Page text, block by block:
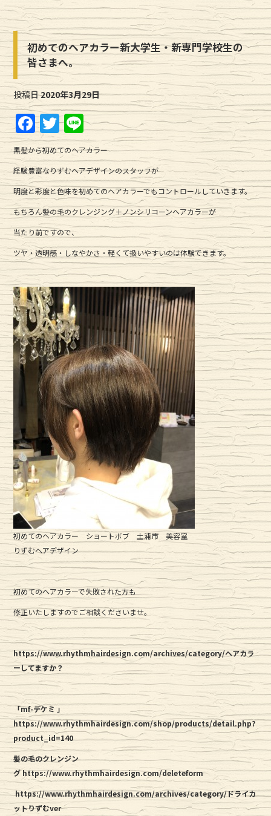
初めてのヘアカラー新大学生・新専門学校生の
皆さまへ。
投稿日2020年3月29日
F
a
c
e
b
o
o
k
T
w
it
te
r
Li
n
e
黒髪から初めてのヘアカラー
経験豊富なりずむヘアデザインのスタッフが
明度と彩度と色味を初めてのヘアカラーでもコントロールしていきます。
もちろん髪の毛のクレンジング＋ノンシリコーンヘアカラーが
当たり前ですので、
ツヤ・透明感・しなやかさ・軽くて扱いやすいのは体験できます。
初めてのヘアカラー ショートボブ 土浦市 美容室
りずむヘアデザイン
初めてのヘアカラーで失敗された方も
修正いたしますのでご相談くださいませ。
https://www.rhythmhairdesign.com/archives/category/ヘアカラ
ーしてますか？
「mf-デケミ 」
https://www.rhythmhairdesign.com/shop/products/detail.php?
product_id=140
髪の毛のクレンジン
グ https://www.rhythmhairdesign.com/deleteform
https://www.rhythmhairdesign.com/archives/category/ドライカ
ットりずむver